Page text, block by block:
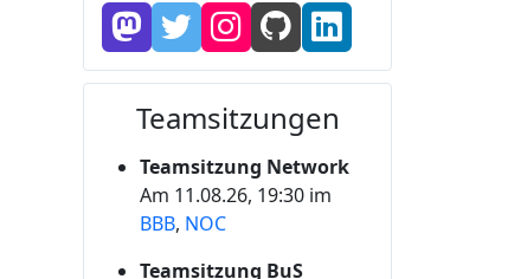
Teamsitzungen
Teamsitzung Network
Am 11.08.26, 19:30 im
BBB, NOC
Teamsitzung BuS